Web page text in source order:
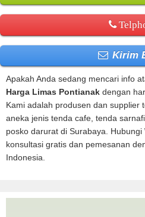
Kirim
Apakah Anda sedang mencari info
Harga Limas Pontianak dengan
Kami adalah produsen dan supplier
aneka jenis tenda cafe, tenda
posko darurat di Surabaya. Hubungi
konsultasi gratis dan pemesanan
Indonesia.